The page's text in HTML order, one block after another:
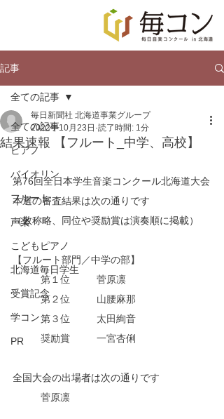
記事
全ての記事
ピアノ
バイオリン
フルート
声楽
こどもピアノ
北海道毎日学生
受賞記念
学コン
PR
全ての記事
結果速報 【フルート_中学、高校】
毎日新聞社 北海道事業グループ
2022年10月23日 読了時間: 1分
第76回全日本学生音楽コンクール北海道大会
本選の審査結果は次の通りです
（敬称略、同位や奨励賞は演奏順に掲載）
【フルート部門／中学の部】
第１位	菅原凛
第２位	山腰麻那
第３位	太田絢音
奨励賞	一宮杏俐
全国大会の出場者は次の通りです
菅原凛